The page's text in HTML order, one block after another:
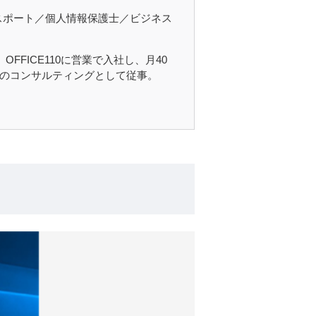
ート／個人情報保護士／ビジネス
に営業で入社し、月40
コンサルティングとして従事。